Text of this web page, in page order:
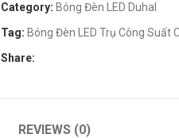
Category: Bóng Đèn LED Duhal
Tag: Bóng Đèn LED Trụ Công Suất
Share:
REVIEWS (0)